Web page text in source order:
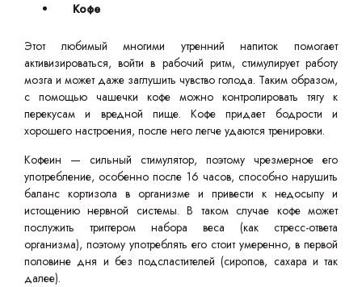
Кофе
Этот любимый многими утренний напиток помогает
активизироваться, войти в рабочий ритм, стимулирует работу
мозга и может даже заглушить чувство голода. Таким образом,
с помощью чашечки кофе можно контролировать тягу к
перекусам и вредной пище. Кофе придает бодрости и
хорошего настроения, после него легче удаются тренировки.
Кофеин — сильный стимулятор, поэтому чрезмерное его
употребление, особенно после 16 часов, способно нарушить
баланс кортизола в организме и привести к недосыпу и
истощению нервной системы. В таком случае кофе может
послужить триггером набора веса (как стресс-ответа
организма), поэтому употреблять его стоит умеренно, в первой
половине дня и без подсластителей (сиропов, сахара и так
далее).